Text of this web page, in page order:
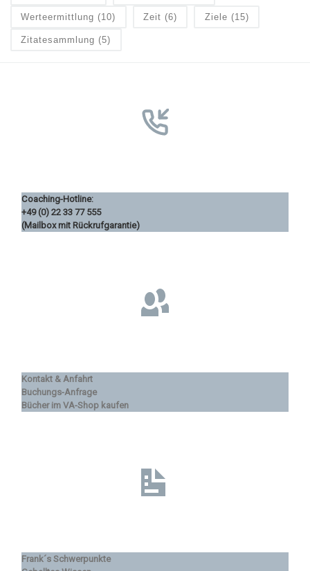
Werteermittlung (10) Zeit (6) Ziele (15)
Zitatesammlung (5)
Coaching-Hotline:
+49 (0) 22 33 77 555
(Mailbox mit Rückrufgarantie)
Kontakt & Anfahrt
Buchungs-Anfrage
Bücher im VA-Shop kaufen
Frank´s Schwerpunkte